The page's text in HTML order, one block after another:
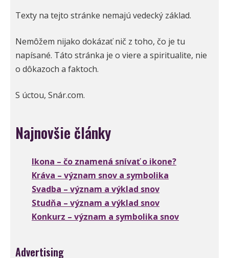
Texty na tejto stránke nemajú vedecký základ.
Nemôžem nijako dokázať nič z toho, čo je tu
napísané. Táto stránka je o viere a spiritualite, nie
o dôkazoch a faktoch.
S úctou, Snár.com.
Najnovšie články
Ikona – čo znamená snívať o ikone?
Kráva – význam snov a symbolika
Svadba – význam a výklad snov
Studňa – význam a výklad snov
Konkurz – význam a symbolika snov
Advertising